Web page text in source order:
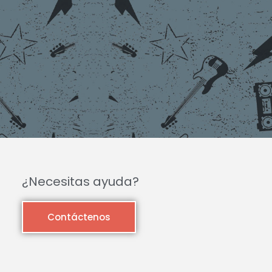
¿Necesitas ayuda?
Contáctenos